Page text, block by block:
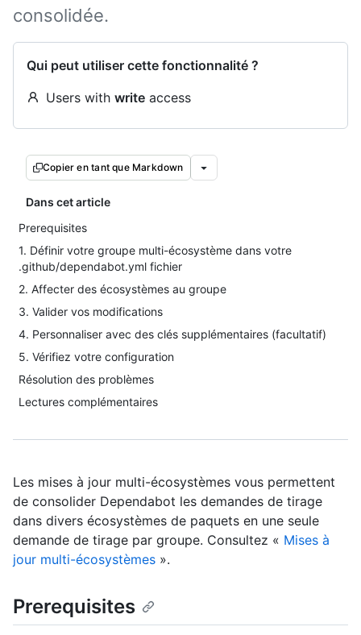
consolidée.
Qui peut utiliser cette fonctionnalité ?
Users with write access
Copier en tant que Markdown
Dans cet article
Prerequisites
1. Définir votre groupe multi-écosystème dans votre
.github/dependabot.yml fichier
2. Affecter des écosystèmes au groupe
3. Valider vos modifications
4. Personnaliser avec des clés supplémentaires (facultatif)
5. Vérifiez votre configuration
Résolution des problèmes
Lectures complémentaires
Les mises à jour multi-écosystèmes vous permettent
de consolider Dependabot les demandes de tirage
dans divers écosystèmes de paquets en une seule
demande de tirage par groupe. Consultez « Mises à
jour multi-écosystèmes ».
Prerequisites